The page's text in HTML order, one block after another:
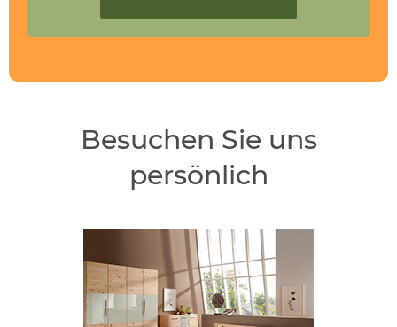
Besuchen Sie uns
persönlich